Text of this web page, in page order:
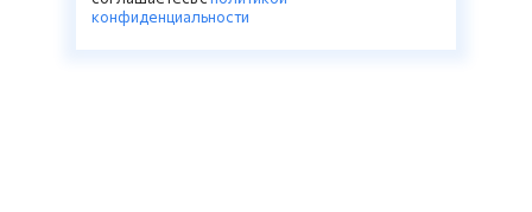
конфиденциальности